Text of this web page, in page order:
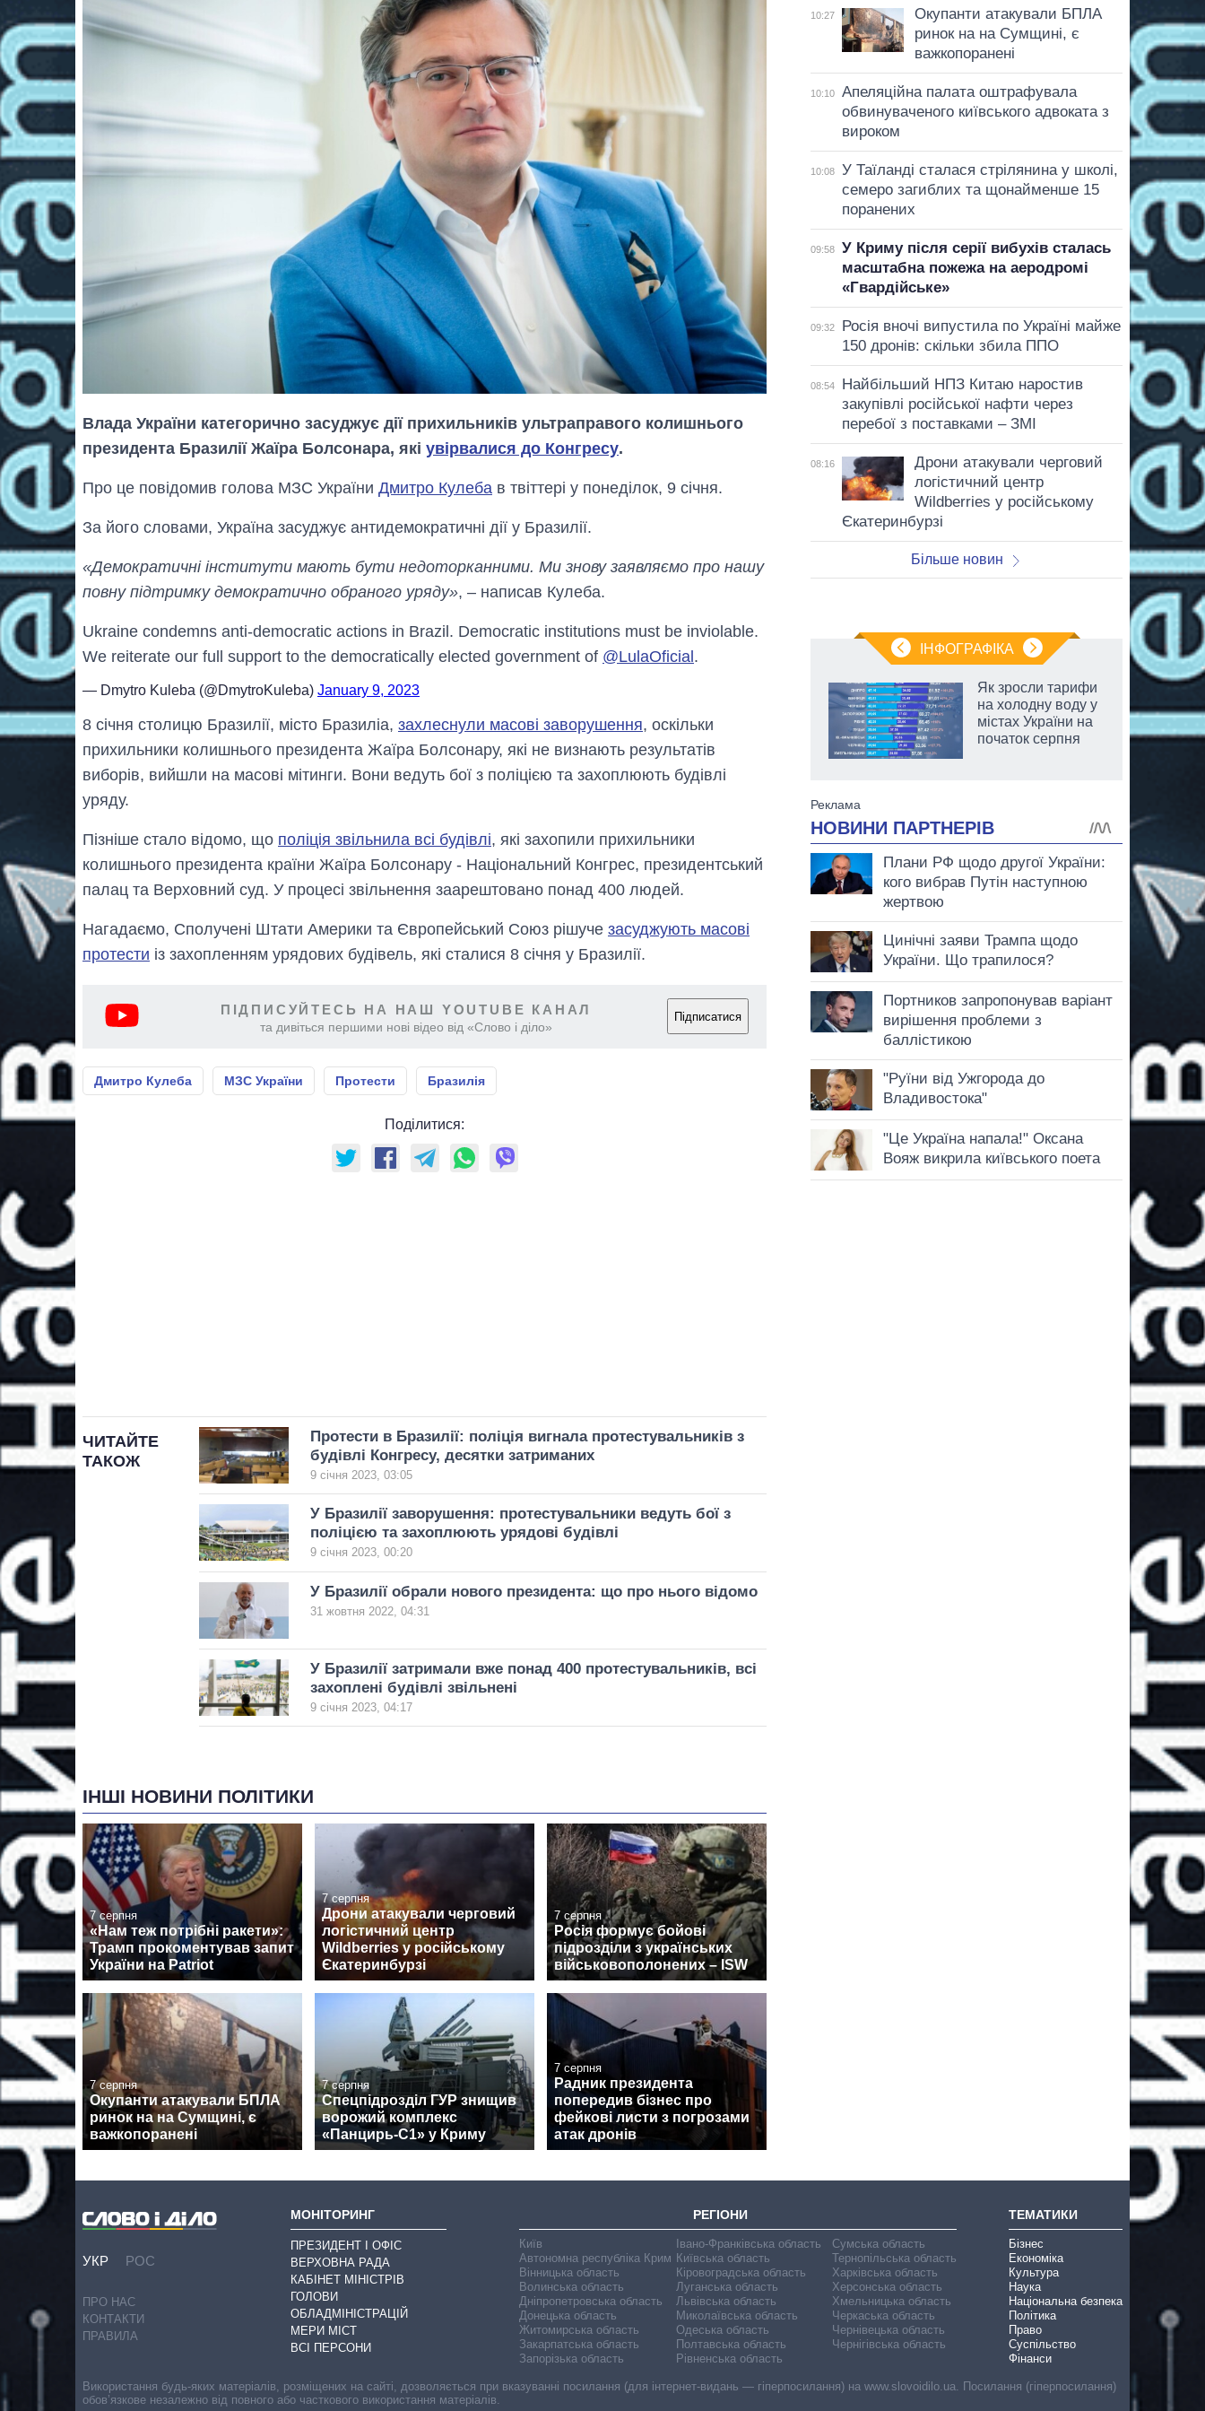
Влада України категорично засуджує дії прихильників ультраправого колишнього
президента Бразилії Жаїра Болсонара, які увірвалися до Конгресу.
Про це повідомив голова МЗС України Дмитро Кулеба в твіттері у понеділок, 9 січня.
За його словами, Україна засуджує антидемократичні дії у Бразилії.
«Демократичні інститути мають бути недоторканними. Ми знову заявляємо про нашу
повну підтримку демократично обраного уряду», – написав Кулеба.
Ukraine condemns anti-democratic actions in Brazil. Democratic institutions must be inviolable.
We reiterate our full support to the democratically elected government of @LulaOficial.
— Dmytro Kuleba (@DmytroKuleba) January 9, 2023
8 січня столицю Бразилії, місто Бразиліа, захлеснули масові заворушення, оскільки
прихильники колишнього президента Жаїра Болсонару, які не визнають результатів
виборів, вийшли на масові мітинги. Вони ведуть бої з поліцією та захоплюють будівлі
уряду.
Пізніше стало відомо, що поліція звільнила всі будівлі, які захопили прихильники
колишнього президента країни Жаїра Болсонару - Національний Конгрес, президентський
палац та Верховний суд. У процесі звільнення заарештовано понад 400 людей.
Нагадаємо, Сполучені Штати Америки та Європейський Союз рішуче засуджують масові
протести із захопленням урядових будівель, які сталися 8 січня у Бразилії.
ПІДПИСУЙТЕСЬ НА НАШ YOUTUBE КАНАЛ
та дивіться першими нові відео від «Слово і діло»
Підписатися
Дмитро Кулеба МЗС України Протести Бразилія
Поділитися:
ЧИТАЙТЕ
ТАКОЖ
Протести в Бразилії: поліція вигнала протестувальників з
будівлі Конгресу, десятки затриманих
9 січня 2023, 03:05
У Бразилії заворушення: протестувальники ведуть бої з
поліцією та захоплюють урядові будівлі
9 січня 2023, 00:20
У Бразилії обрали нового президента: що про нього відомо
31 жовтня 2022, 04:31
У Бразилії затримали вже понад 400 протестувальників, всі
захоплені будівлі звільнені
9 січня 2023, 04:17
ІНШІ НОВИНИ ПОЛІТИКИ
7 серпня
«Нам теж потрібні ракети»:
Трамп прокоментував запит
України на Patriot
7 серпня
Дрони атакували черговий
логістичний центр
Wildberries у російському
Єкатеринбурзі
7 серпня
Росія формує бойові
підрозділи з українських
військовополонених – ISW
7 серпня
Окупанти атакували БПЛА
ринок на на Сумщині, є
важкопоранені
7 серпня
Спецпідрозділ ГУР знищив
ворожий комплекс
«Панцирь-С1» у Криму
7 серпня
Радник президента
попередив бізнес про
фейкові листи з погрозами
атак дронів
10:27
Окупанти атакували БПЛА
ринок на на Сумщині, є
важкопоранені
10:10
Апеляційна палата оштрафувала
обвинуваченого київського адвоката з
вироком
10:08
У Таїланді сталася стрілянина у школі,
семеро загиблих та щонайменше 15
поранених
09:58
У Криму після серії вибухів сталась
масштабна пожежа на аеродромі
«Гвардійське»
09:32
Росія вночі випустила по Україні майже
150 дронів: скільки збила ППО
08:54
Найбільший НПЗ Китаю наростив
закупівлі російської нафти через
перебої з поставками – ЗМІ
08:16
Дрони атакували черговий
логістичний центр
Wildberries у російському
Єкатеринбурзі
Більше новин
ІНФОГРАФІКА
коштують і
OpenAI та
Anthropic
Як зросли тарифи
на холодну воду у
містах України на
початок серпня
УКР РОС
ПРО НАС
КОНТАКТИ
ПРАВИЛА
МОНІТОРИНГ
ПРЕЗИДЕНТ І ОФІС
ВЕРХОВНА РАДА
КАБІНЕТ МІНІСТРІВ
ГОЛОВИ
ОБЛАДМІНІСТРАЦІЙ
МЕРИ МІСТ
ВСІ ПЕРСОНИ
РЕГІОНИ
Київ
Автономна республіка Крим
Вінницька область
Волинська область
Дніпропетровська область
Донецька область
Житомирська область
Закарпатська область
Запорізька область
Івано-Франківська область
Київська область
Кіровоградська область
Луганська область
Львівська область
Миколаївська область
Одеська область
Полтавська область
Рівненська область
Сумська область
Тернопільська область
Харківська область
Херсонська область
Хмельницька область
Черкаська область
Чернівецька область
Чернігівська область
ТЕМАТИКИ
Бізнес
Економіка
Культура
Наука
Національна безпека
Політика
Право
Суспільство
Фінанси
Використання будь-яких матеріалів, розміщених на сайті, дозволяється при вказуванні посилання (для інтернет-видань — гіперпосилання) на www.slovoidilo.ua. Посилання (гіперпосилання)
обов’язкове незалежно від повного або часткового використання матеріалів.